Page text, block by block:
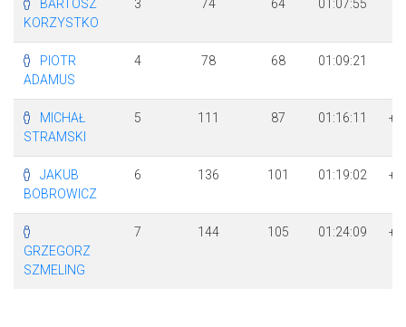
BARTOSZ
KORZYSTKO
3 74 64 01:07:55
PIOTR
ADAMUS
4 78 68 01:09:21
MICHAŁ
STRAMSKI
5 111 87 01:16:11
+
JAKUB
BOBROWICZ
6 136 101 01:19:02
+
GRZEGORZ
SZMELING
7 144 105 01:24:09
+